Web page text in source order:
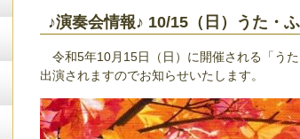
♪演奏会情報♪ 10/15（日）うた・
令和5年10月15日（日）に開催される「う
出演されますのでお知らせいたします。